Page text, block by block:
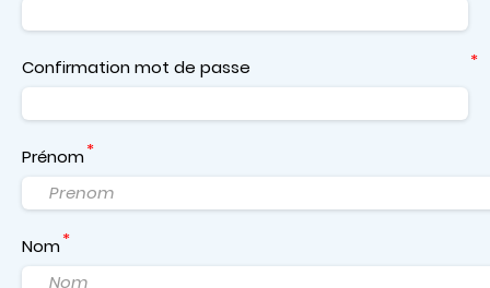
Confirmation mot de passe
Prénom
Nom